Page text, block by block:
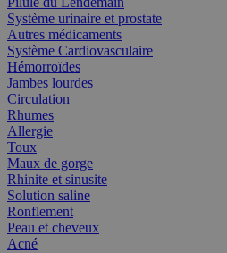
Système urinaire et prostate
Autres médicaments
Système Cardiovasculaire
Hémorroïdes
Jambes lourdes
Circulation
Rhumes
Allergie
Toux
Maux de gorge
Rhinite et sinusite
Solution saline
Ronflement
Peau et cheveux
Acné